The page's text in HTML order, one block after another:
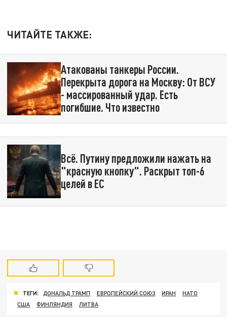
ЧИТАЙТЕ ТАКЖЕ:
Атакованы танкеры России.
Перекрыта дорога на Москву: От ВСУ
- массированный удар. Есть
погибшие. Что известно
Всё. Путину предложили нажать на
"красную кнопку". Раскрыт топ-6
целей в ЕС
ТЕГИ: ДОНАЛЬД ТРАМП ЕВРОПЕЙСКИЙ СОЮЗ ИРАН
НАТО
США
ФИНЛЯНДИЯ ЛИТВА